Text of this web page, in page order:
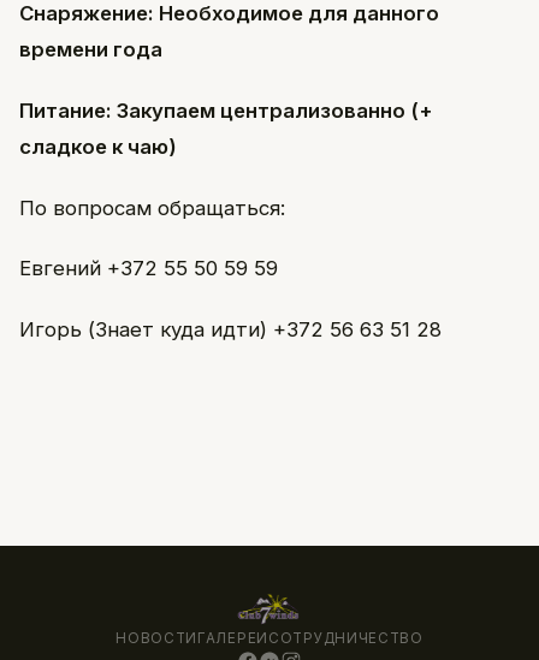
Снаряжение: Необходимое для данного
времени года
Питание: Закупаем централизованно (+
сладкое к чаю)
По вопросам обращаться:
Евгений +372 55 50 59 59
Игорь (Знает куда идти) +372 56 63 51 28
НОВОСТИ ГАЛЕРЕИ СОТРУДНИЧЕСТВО